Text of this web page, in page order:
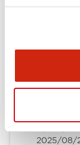
ARN形モ
2025/08/
2025/08/